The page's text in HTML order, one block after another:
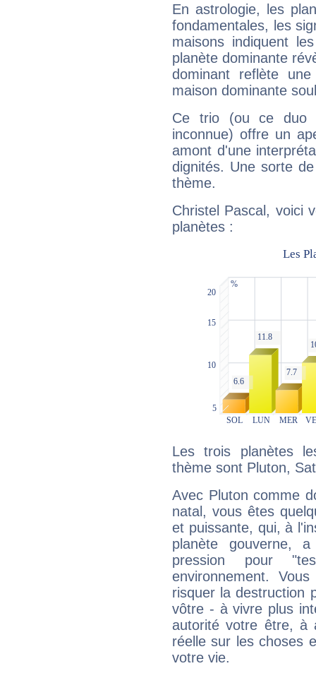
En astrologie, les
fondamentales, les
maisons indiquent
planète dominante
dominant reflète
maison dominante
Ce trio (ou ce duo
inconnue) offre un
amont d'une
dignités. Une sorte
thème.
Christel Pascal, voici
planètes :
Les trois planètes
thème sont Pluton,
Avec Pluton comme
natal, vous êtes
et puissante, qui, à
planète gouverne,
pression pour
environnement.
risquer la destruction
vôtre - à vivre plus
autorité votre être, à
réelle sur les choses
votre vie.